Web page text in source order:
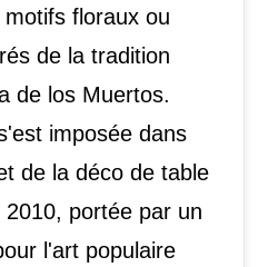
floraux ou
de la tradition
de los Muertos.
imposée dans
de la déco de table
portée par un
l'art populaire